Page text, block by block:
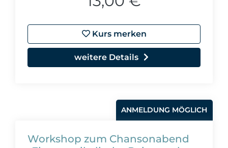
Kurs merken
weitere Details
ANMELDUNG MÖGLICH
Workshop zum Chansonabend